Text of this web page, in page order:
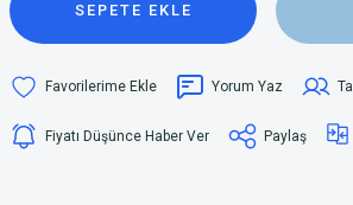
SEPETE EKLE
Yorum Yaz
Fiyatı Düşünce Haber Ver Paylaş